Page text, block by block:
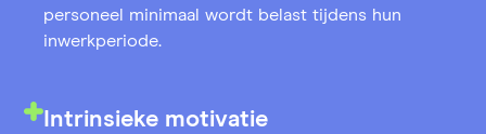
personeel minimaal wordt belast tijdens hun
inwerkperiode.
Intrinsieke motivatie